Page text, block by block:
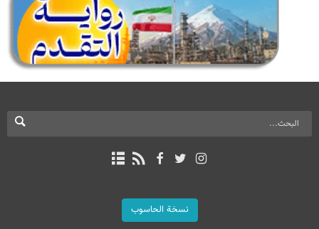
نسخة الحاسوب